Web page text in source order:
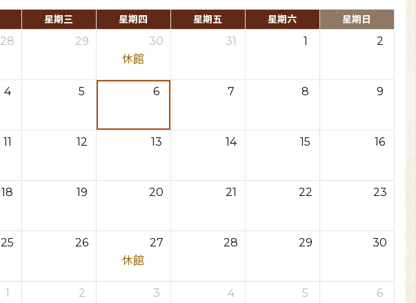
星期三 星期四 星期五 星期六 星期日
28 29
30
休館
31 1 2
4 5 6 7 8 9
11 12 13 14 15 16
18 19 20 21 22 23
25 26
27
休館
28 29 30
1 2 3 4 5 6